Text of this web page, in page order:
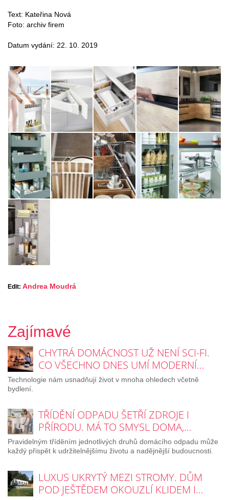
Text: Kateřina Nová
Foto: archiv firem
Datum vydání: 22. 10. 2019
Edit: Andrea Moudrá
Zajímavé
CHYTRÁ DOMÁCNOST UŽ NENÍ SCI-FI.
CO VŠECHNO DNES UMÍ MODERNÍ…
Technologie nám usnadňují život v mnoha ohledech včetně
bydlení.
TŘÍDĚNÍ ODPADU ŠETŘÍ ZDROJE I
PŘÍRODU. MÁ TO SMYSL DOMA,…
Pravidelným tříděním jednotlivých druhů domácího odpadu může
každý přispět k udržitelnějšímu životu a nadějnější budoucnosti.
LUXUS UKRYTÝ MEZI STROMY. DŮM
POD JEŠTĚDEM OKOUZLÍ KLIDEM I…